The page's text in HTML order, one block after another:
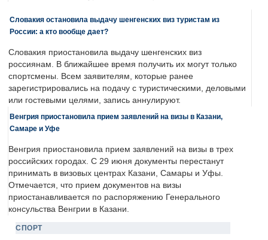
Словакия остановила выдачу шенгенских виз туристам из
России: а кто вообще дает?
Словакия приостановила выдачу шенгенских виз
россиянам. В ближайшее время получить их могут только
спортсмены. Всем заявителям, которые ранее
зарегистрировались на подачу с туристическими, деловыми
или гостевыми целями, запись аннулируют.
Венгрия приостановила прием заявлений на визы в Казани,
Самаре и Уфе
Венгрия приостановила прием заявлений на визы в трех
российских городах. С 29 июня документы перестанут
принимать в визовых центрах Казани, Самары и Уфы.
Отмечается, что прием документов на визы
приостанавливается по распоряжению Генерального
консульства Венгрии в Казани.
СПОРТ